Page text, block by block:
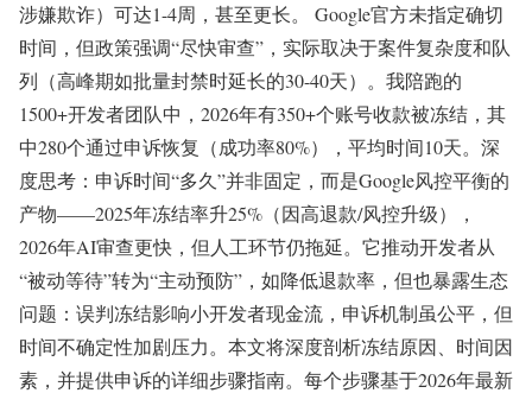
涉嫌欺诈）可达1-4周，甚至更长。 Google官方未指定确切
时间，但政策强调“尽快审查”，实际取决于案件复杂度和队
列（高峰期如批量封禁时延长的30-40天）。我陪跑的
1500+开发者团队中，2026年有350+个账号收款被冻结，其
中280个通过申诉恢复（成功率80%），平均时间10天。深
度思考：申诉时间“多久”并非固定，而是Google风控平衡的
产物——2025年冻结率升25%（因高退款/风控升级），
2026年AI审查更快，但人工环节仍拖延。它推动开发者从
“被动等待”转为“主动预防”，如降低退款率，但也暴露生态
问题：误判冻结影响小开发者现金流，申诉机制虽公平，但
时间不确定性加剧压力。本文将深度剖析冻结原因、时间因
素，并提供申诉的详细步骤指南。每个步骤基于2026年最新